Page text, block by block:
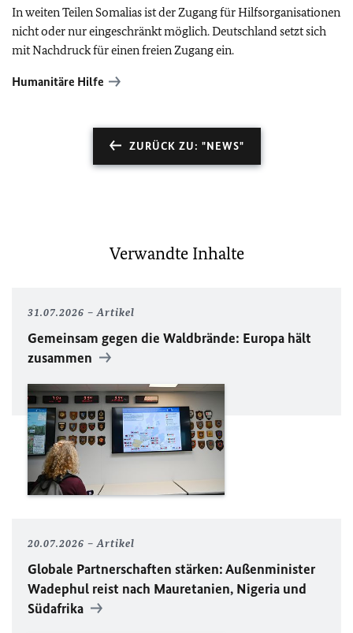
In weiten Teilen Somalias ist der Zugang für Hilfsorganisationen
nicht oder nur eingeschränkt möglich. Deutschland setzt sich
mit Nachdruck für einen freien Zugang ein.
Humanitäre Hilfe
ZURÜCK ZU: "NEWS"
Verwandte Inhalte
31.07.2026 Artikel
Gemeinsam gegen die Waldbrände: Europa hält
zusammen
20.07.2026 Artikel
Globale Partnerschaften stärken: Außenminister
Wadephul reist nach Mauretanien, Nigeria und
Südafrika